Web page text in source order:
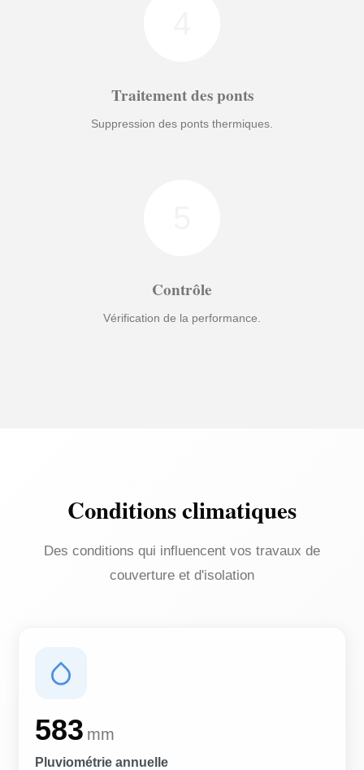
Traitement des ponts
Suppression des ponts thermiques.
Contrôle
Vérification de la performance.
Conditions climatiques
Des conditions qui influencent vos travaux de
couverture et d'isolation
583 mm
Pluviométrie annuelle